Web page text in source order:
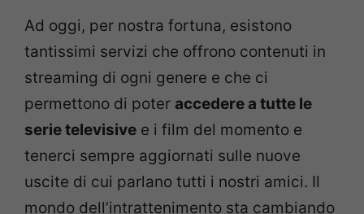
Ad oggi, per nostra fortuna, esistono
tantissimi servizi che offrono contenuti in
streaming di ogni genere e che ci
permettono di poter accedere a tutte le
serie televisive e i film del momento e
tenerci sempre aggiornati sulle nuove
uscite di cui parlano tutti i nostri amici. Il
mondo dell’intrattenimento sta cambiando